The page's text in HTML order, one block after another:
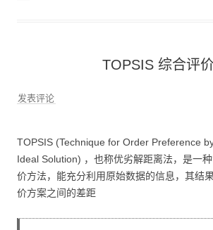
TOPSIS 综合评
发表评论
TOPSIS (Technique for Order Preference
Ideal Solution) ，也称优劣解距离法，是一
价方法，能充分利用原始数据的信息，其结
价方案之间的差距